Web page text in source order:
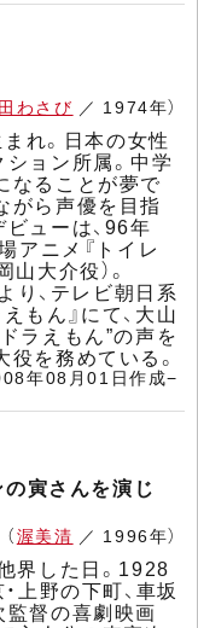
わさび ／ 1974年）
れ。日本の女性
ョン所属。中学
なることが夢で
がら声優を目指
ューは、96年
アニメ『トイレ
山大介役）。
、テレビ朝日系
もん』にて、大山
ラえもん”の声を
を務めている。
年08月01日作成−
寅さんを演じ
（渥美清 ／ 1996年）
界した日。1928
上野の下町、車坂
監督の喜劇映画